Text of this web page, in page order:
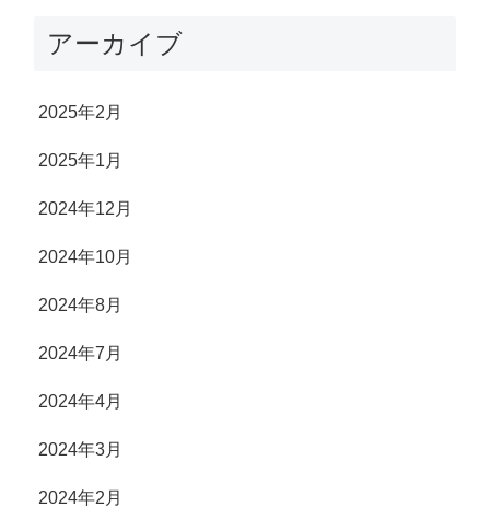
アーカイブ
2025年2月
2025年1月
2024年12月
2024年10月
2024年8月
2024年7月
2024年4月
2024年3月
2024年2月